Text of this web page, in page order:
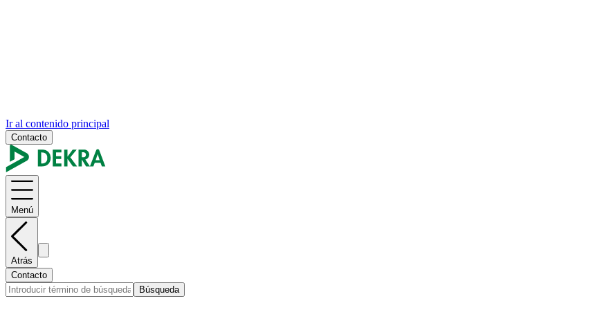
Ir al contenido principal
Contacto
Menú
Atrás
Contacto
Búsqueda